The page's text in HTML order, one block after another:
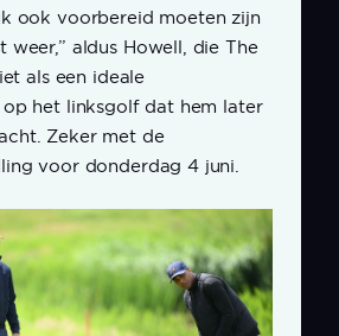
ook voorbereid moeten zijn
weer,” aldus Howell, die The
als een ideale
het linksgolf dat hem later
Zeker met de
voor donderdag 4 juni.